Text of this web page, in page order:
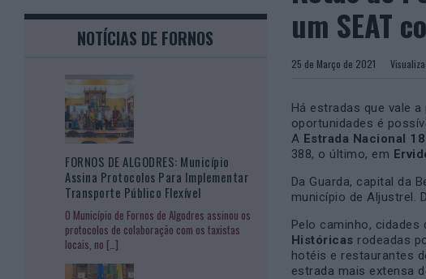
um SEAT
25 de Março de 2021
Há estradas que vale
oportunidades é
A Estrada Nacional 18
388, o último, em
Da Guarda, capital da
município de Aljustrel.
Pelo caminho, cidades
Históricas rodeadas
hotéis e restaurantes
estrada mais extensa
NOTÍCIAS DE FORNOS
FORNOS DE ALGODRES: Município
Assina Protocolos Para Implementar
Transporte Público Flexível
O Município de Fornos de Algodres assinou os
protocolos de colaboração com os taxistas
locais, no […]